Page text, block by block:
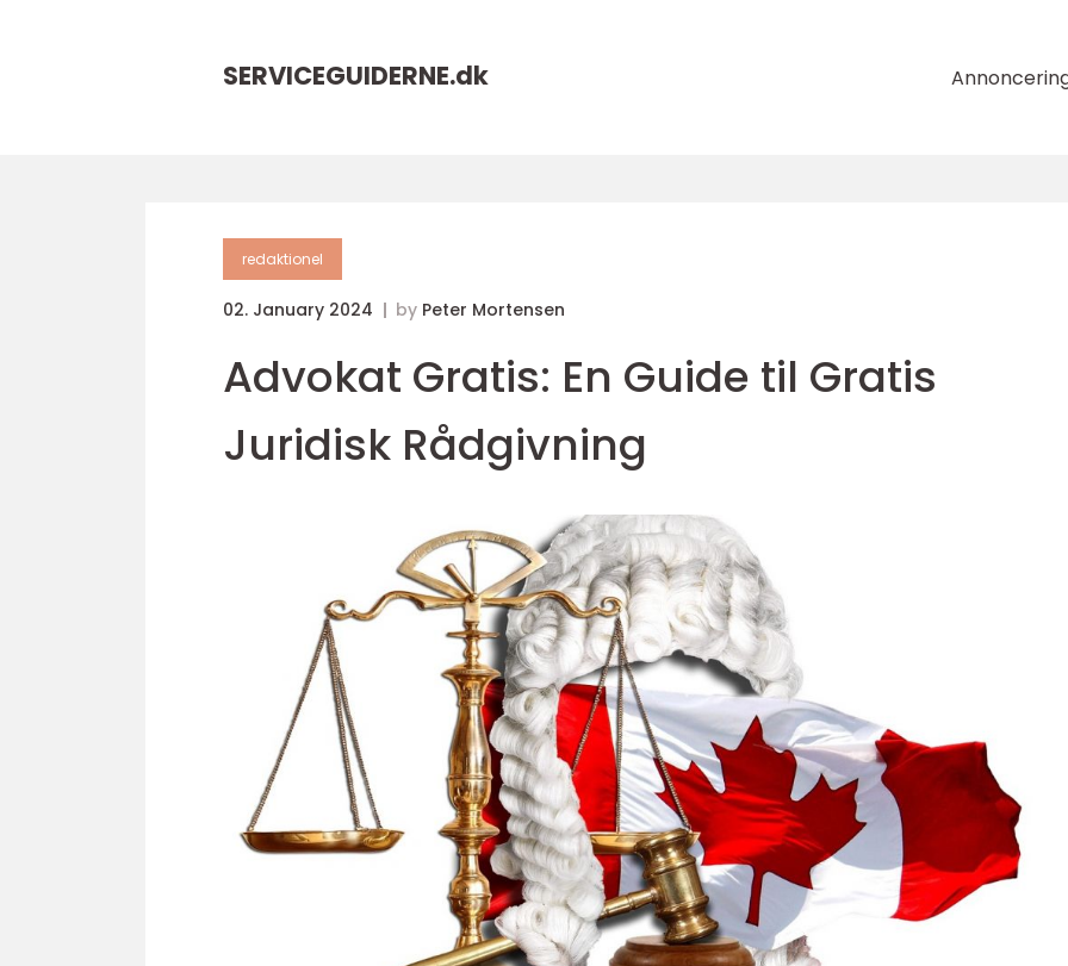
SERVICEGUIDERNE.dk
redaktionel
02. January 2024 by Peter Mortensen
Advokat Gratis: En Guide til Gratis
Juridisk Rådgivning